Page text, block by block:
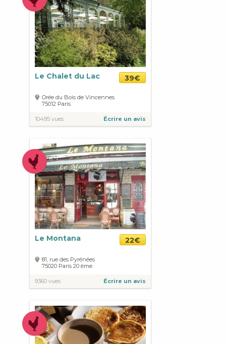
Le Chalet du Lac 39€
Orée du Bois de Vincennes
75012 Paris
10495 vues Écrire un avis
Le Montana 22€
81, rue des Pyrénées
75020 Paris 20 ème
9360 vues Écrire un avis